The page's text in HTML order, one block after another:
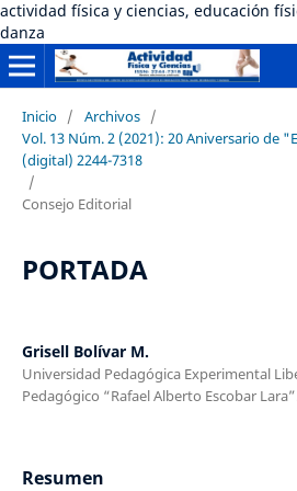
actividad física y ciencias, educación
danza
Inicio / Archivos /
Vol. 13 Núm. 2 (2021): 20 Aniversario de
(digital) 2244-7318
/
Consejo Editorial
PORTADA
Grisell Bolívar M.
Universidad Pedagógica Experimental
Pedagógico “Rafael Alberto Escobar
Resumen